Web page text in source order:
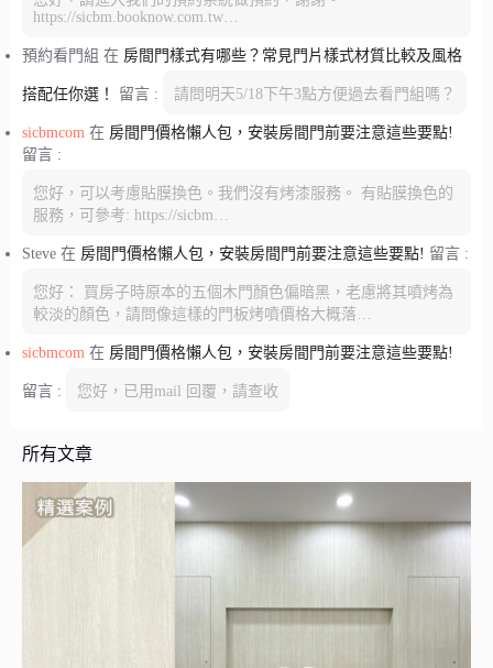
https://sicbm.booknow.com.tw…
預約看門組 在 房間門樣式有哪些？常見門片樣式材質比較及風格
搭配任你選！ 留言 : 請問明天5/18下午3點方便過去看門組嗎？
sicbmcom 在 房間門價格懶人包，安裝房間門前要注意這些要點!
留言 :
您好，可以考慮貼膜換色。我們沒有烤漆服務。 有貼膜換色的
服務，可參考: https://sicbm…
Steve 在 房間門價格懶人包，安裝房間門前要注意這些要點! 留言 :
您好： 買房子時原本的五個木門顏色偏暗黑，老慮將其噴烤為
較淡的顏色，請問像這樣的門板烤噴價格大概落…
sicbmcom 在 房間門價格懶人包，安裝房間門前要注意這些要點!
留言 : 您好，已用mail 回覆，請查收
所有文章